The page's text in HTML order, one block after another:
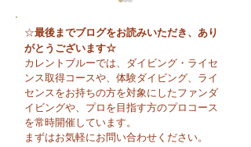
今日も暑い一日になり
そうですね☀️
☆最後までブログをお読みいただき、あり
がとうございます☆
カレントブルーでは、ダイビング・ライセ
ンス取得コースや、体験ダイビング、ライ
センスをお持ちの方を対象にしたファンダ
イビングや、プロを目指す方のプロコース
を常時開催しています。
まずはお気軽にお問い合わせください。